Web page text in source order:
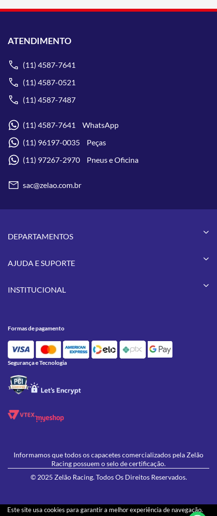
Este site usa cookies para garantir a melhor experiência de navegação.
ATENDIMENTO
(11) 4587-7641
(11) 4587-0521
(11) 4587-7487
(11) 4587-7641 WhatsApp
(11) 96197-0035 Peças
(11) 97267-2970 Pneus e Oficina
sac@zelao.com.br
DEPARTAMENTOS
Pneus
GIVI
Feminino
Lançamentos
Ofertas
AJUDA E SUPORTE
Formas de Pagamento
Política de Frete Grátis
Política de Privacidade
Política de Campanhas e promoções
INSTITUCIONAL
Onde Estamos
Contato
Blog
Formas de pagamento
Segurança e Tecnologia
Informamos que todos os capacetes comercializados pela Zelão
Racing possuem o selo de certificação.
© 2025 Zelão Racing. Todos Os Direitos Reservados.